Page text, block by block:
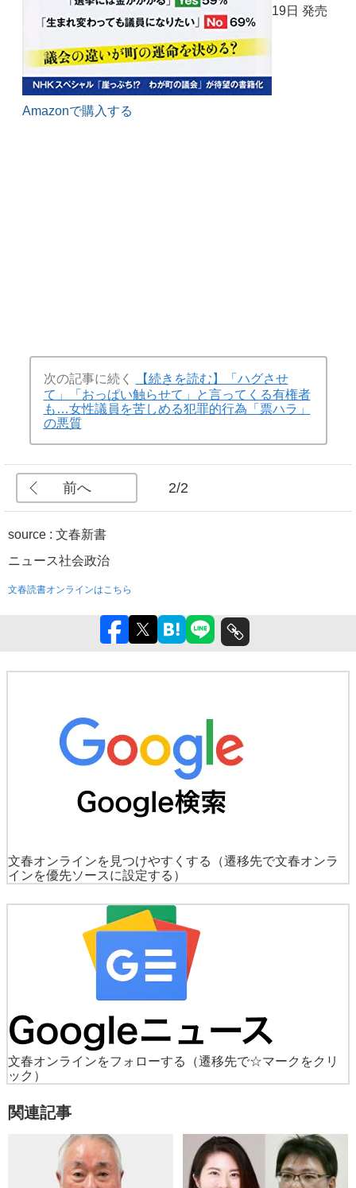
19日 発売
Amazonで購入する
次の記事に続く
【続きを読む】「ハグさせ
て」「おっぱい触らせて」と言ってくる有権者
も…女性議員を苦しめる犯罪的行為「票ハラ」
の悪質
前へ 2/2
source : 文春新書
ニュース社会政治
文春読書オンラインはこちら
文春オンラインを見つけやすくする
（遷移先で文春オンラ
インを優先ソースに設定する）
文春オンラインをフォローする
（遷移先で☆マークをクリ
ック）
関連記事